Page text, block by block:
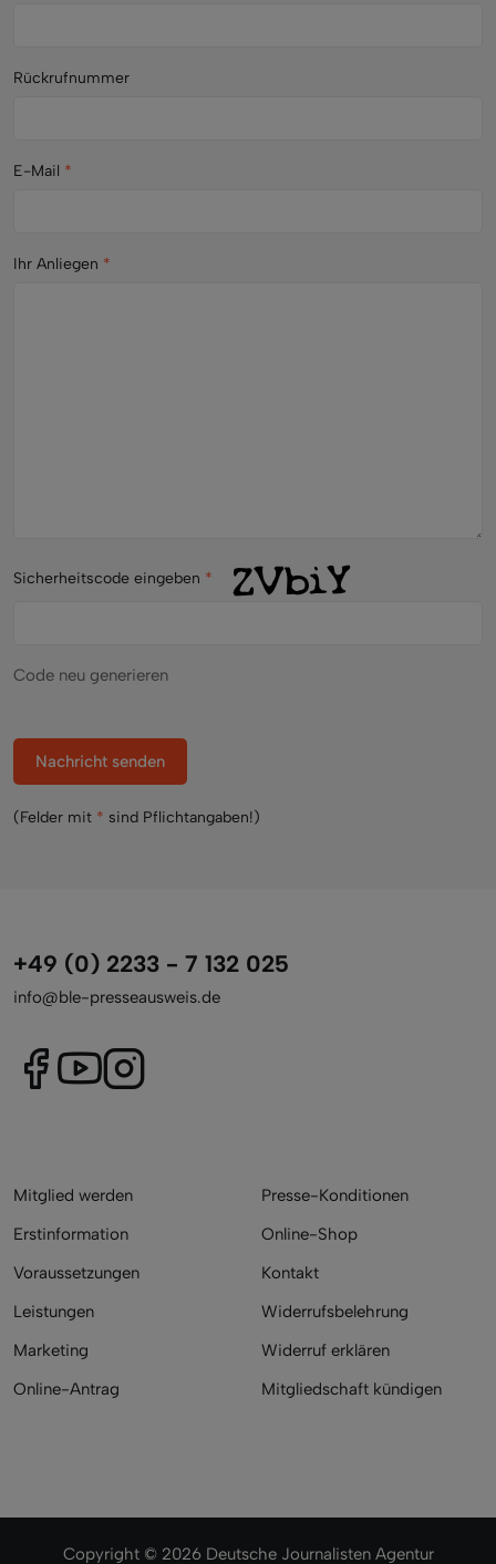
Rückrufnummer
E-Mail *
Ihr Anliegen *
Sicherheitscode eingeben *
Code neu generieren
Nachricht senden
(Felder mit * sind Pflichtangaben!)
+49 (0) 2233 - 7 132 025
info@ble-presseausweis.de
Mitglied werden
Erstinformation
Voraussetzungen
Leistungen
Marketing
Online-Antrag
Presse-Konditionen
Online-Shop
Kontakt
Widerrufsbelehrung
Widerruf erklären
Mitgliedschaft kündigen
Copyright © 2026 Deutsche Journalisten Agentur